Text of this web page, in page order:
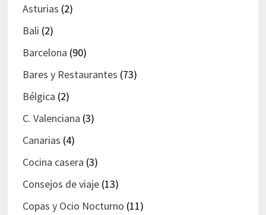
Asturias (2)
Bali (2)
Barcelona (90)
Bares y Restaurantes (73)
Bélgica (2)
C. Valenciana (3)
Canarias (4)
Cocina casera (3)
Consejos de viaje(13)
Copas y Ocio Nocturno (11)